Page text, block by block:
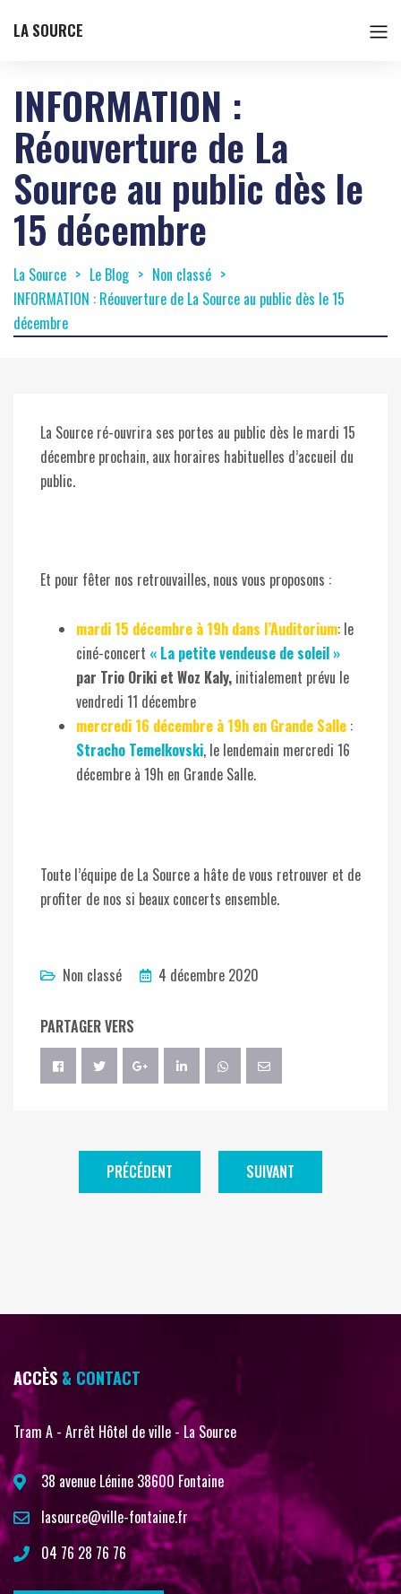
LA SOURCE
INFORMATION :
Réouverture de La
Source au public dès le
15 décembre
La Source Le Blog
Non classé
INFORMATION : Réouverture de La Source au public dès le 15
décembre
La Source ré-ouvrira ses portes au public dès le mardi 15
décembre prochain, aux horaires habituelles d’accueil du
public.
Et pour fêter nos retrouvailles, nous vous proposons :
mardi 15 décembre à 19h dans l’Auditorium: le
ciné-concert « La petite vendeuse de soleil »
par Trio Oriki et Woz Kaly, initialement prévu le
vendredi 11 décembre
mercredi 16 décembre à 19h en Grande Salle :
Stracho Temelkovski, le lendemain mercredi 16
décembre à 19h en Grande Salle.
Toute l’équipe de La Source a hâte de vous retrouver et de
profiter de nos si beaux concerts ensemble.
Non classé 4 décembre 2020
PARTAGER VERS
PRÉCÉDENT SUIVANT
ACCÈS & CONTACT
Tram A - Arrêt Hôtel de ville - La Source
38 avenue Lénine 38600 Fontaine
lasource@ville-fontaine.fr
04 76 28 76 76